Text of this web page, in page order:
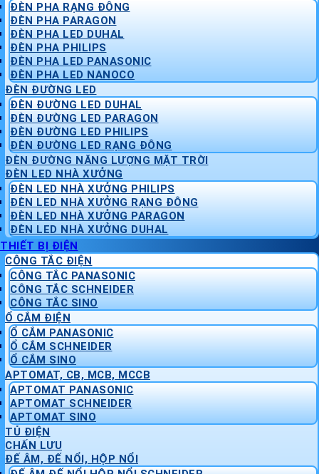
ĐÈN PHA RẠNG ĐÔNG
ĐÈN PHA PARAGON
ĐÈN PHA LED DUHAL
ĐÈN PHA PHILIPS
ĐÈN PHA LED PANASONIC
ĐÈN PHA LED NANOCO
ĐÈN ĐƯỜNG LED
ĐÈN ĐƯỜNG LED DUHAL
ĐÈN ĐƯỜNG LED PARAGON
ĐÈN ĐƯỜNG LED PHILIPS
ĐÈN ĐƯỜNG LED RẠNG ĐÔNG
ĐÈN ĐƯỜNG NĂNG LƯỢNG MẶT TRỜI
ĐÈN LED NHÀ XƯỞNG
ĐÈN LED NHÀ XƯỞNG PHILIPS
ĐÈN LED NHÀ XƯỞNG RẠNG ĐÔNG
ĐÈN LED NHÀ XƯỞNG PARAGON
ĐÈN LED NHÀ XƯỞNG DUHAL
THIẾT BỊ ĐIỆN
CÔNG TẮC ĐIỆN
CÔNG TẮC PANASONIC
CÔNG TẮC SCHNEIDER
CÔNG TẮC SINO
Ổ CẮM ĐIỆN
Ổ CẮM PANASONIC
Ổ CẮM SCHNEIDER
Ổ CẮM SINO
APTOMAT, CB, MCB, MCCB
APTOMAT PANASONIC
APTOMAT SCHNEIDER
APTOMAT SINO
TỦ ĐIỆN
CHẤN LƯU
ĐẾ ÂM, ĐẾ NỔI, HỘP NỔI